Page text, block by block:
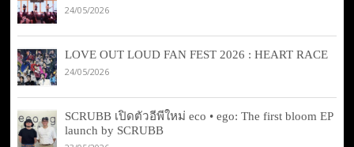
24/05/2026
LOVE OUT LOUD FAN FEST 2026 : HEART RACE
24/05/2026
SCRUBB เปิดตัวอีพีใหม่ eco • ego: The first bloom EP
launch by SCRUBB